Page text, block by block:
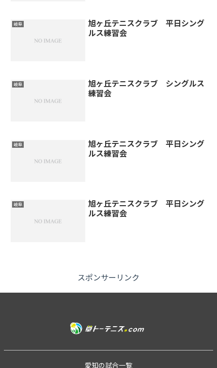
岐阜
旭ヶ丘テニスクラブ 平日シング
ルス練習会
岐阜
旭ヶ丘テニスクラブ シングルス
練習会
岐阜
旭ヶ丘テニスクラブ 平日シング
ルス練習会
岐阜
旭ヶ丘テニスクラブ 平日シング
ルス練習会
スポンサーリンク
愛知の試合一覧